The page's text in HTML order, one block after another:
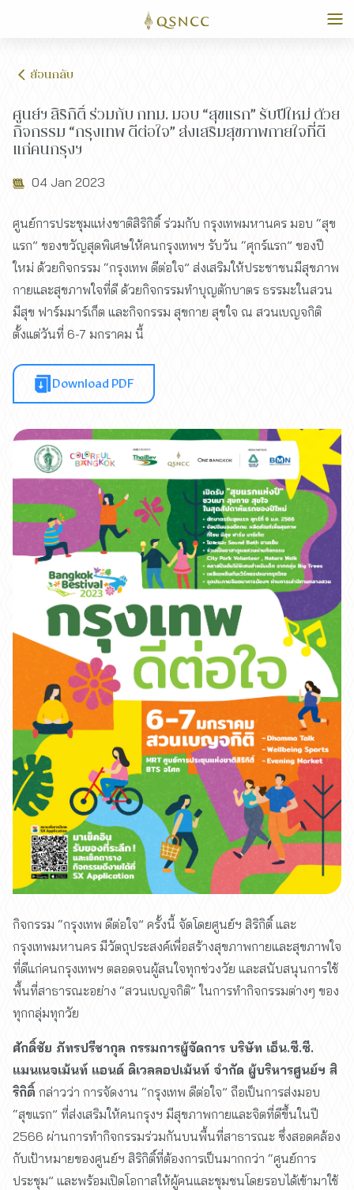
ย้อนกลับ
ศูนย์ฯ สิริกิติ์ ร่วมกับ กทม. มอบ “สุขแรก” รับปีใหม่ ด้วย
กิจกรรม “กรุงเทพ ดีต่อใจ” ส่งเสริมสุขภาพกายใจที่ดี
แก่คนกรุงฯ
04 Jan 2023
ศูนย์การประชุมแห่งชาติสิริกิติ์ ร่วมกับ กรุงเทพมหานคร มอบ “สุข
แรก” ของขวัญสุดพิเศษให้คนกรุงเทพฯ รับวัน “ศุกร์แรก” ของปี
ใหม่ ด้วยกิจกรรม “กรุงเทพ ดีต่อใจ” ส่งเสริมให้ประชาชนมีสุขภาพ
กายและสุขภาพใจที่ดี ด้วยกิจกรรมทำบุญตักบาตร ธรรมะในสวน
มีสุข ฟาร์มมาร์เก็ต และกิจกรรม สุขกาย สุขใจ ณ สวนเบญจกิติ
ตั้งแต่วันที่ 6-7 มกราคม นี้
Download PDF
กิจกรรม “กรุงเทพ ดีต่อใจ” ครั้งนี้ จัดโดยศูนย์ฯ สิริกิติ์ และ
กรุงเทพมหานคร มีวัตถุประสงค์เพื่อสร้างสุขภาพกายและสุขภาพใจ
ที่ดีแก่คนกรุงเทพฯ ตลอดจนผู้สนใจทุกช่วงวัย และสนับสนุนการใช้
พื้นที่สาธารณะอย่าง “สวนเบญจกิติ” ในการทำกิจกรรมต่างๆ ของ
ทุกกลุ่มทุกวัย
ศักดิ์ชัย ภัทรปรีชากุล กรรมการผู้จัดการ บริษัท เอ็น.ซี.ซี.
แมนเนจเม้นท์ แอนด์ ดิเวลลอปเม้นท์ จำกัด ผู้บริหารศูนย์ฯ สิ
ริกิติ์ กล่าวว่า การจัดงาน “กรุงเทพ ดีต่อใจ” ถือเป็นการส่งมอบ
“สุขแรก” ที่ส่งเสริมให้คนกรุงฯ มีสุขภาพกายและจิตที่ดีขึ้นในปี
2566 ผ่านการทำกิจกรรมร่วมกันบนพื้นที่สาธารณะ ซึ่งสอดคล้อง
กับเป้าหมายของศูนย์ฯ สิริกิติ์ที่ต้องการเป็นมากกว่า “ศูนย์การ
ประชุม” และพร้อมเปิดโอกาสให้ผู้คนและชุมชนโดยรอบได้เข้ามาใช้